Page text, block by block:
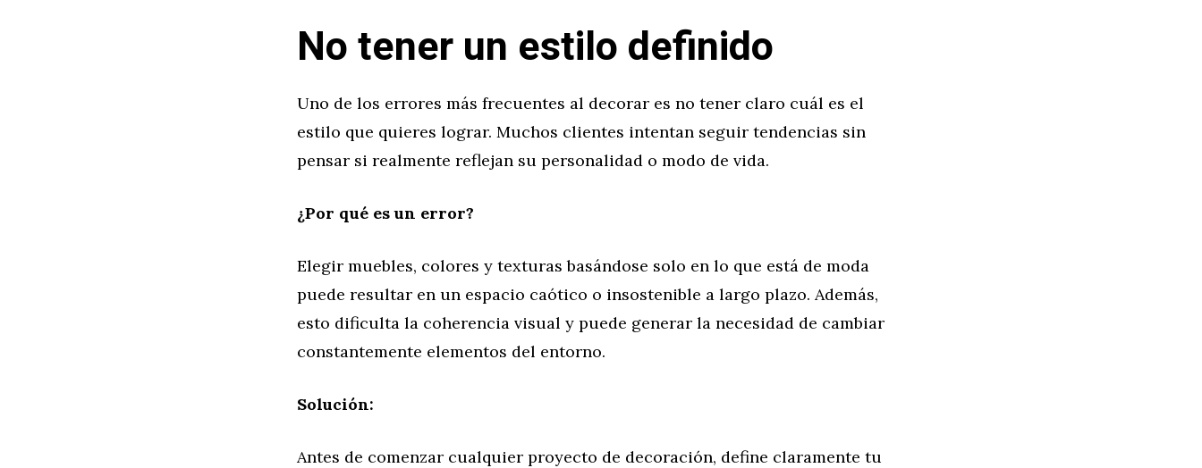
No tener un estilo definido
Uno de los errores más frecuentes al decorar es no tener claro cuál es el
estilo que quieres lograr. Muchos clientes intentan seguir tendencias sin
pensar si realmente reflejan su personalidad o modo de vida.
¿Por qué es un error?
Elegir muebles, colores y texturas basándose solo en lo que está de moda
puede resultar en un espacio caótico o insostenible a largo plazo. Además,
esto dificulta la coherencia visual y puede generar la necesidad de cambiar
constantemente elementos del entorno.
Solución:
Antes de comenzar cualquier proyecto de decoración, define claramente tu